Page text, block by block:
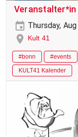
Veranstalter*in
Thursday,
Kult 41
#bonn #events
KULT41 Kalender